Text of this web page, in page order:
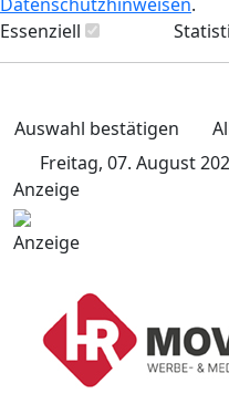
Essenziell
Auswahl bestätigen
Freitag, 07. August
Anzeige
Anzeige